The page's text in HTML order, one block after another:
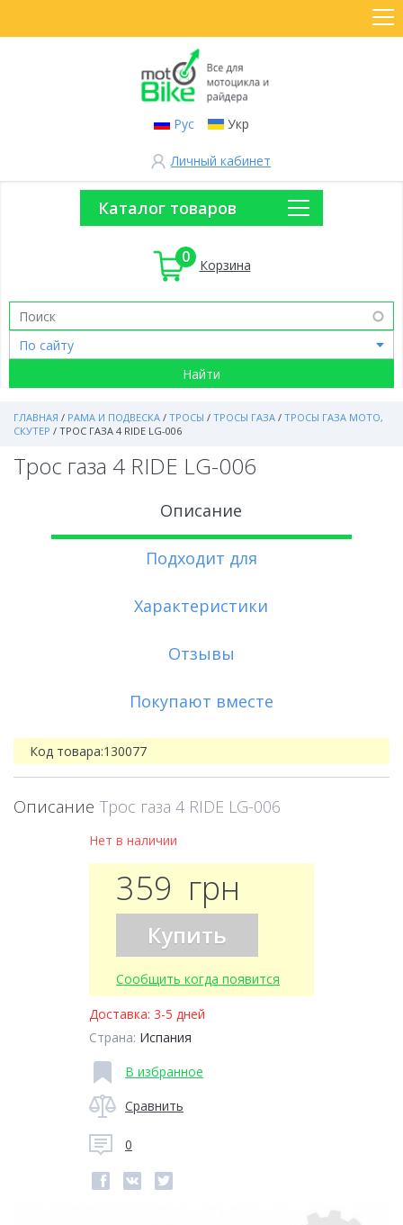
Рус Укр
Личный кабинет
Каталог товаров
0 Корзина
ГЛАВНАЯ / РАМА И ПОДВЕСКА / ТРОСЫ / ТРОСЫ ГАЗА / ТРОСЫ ГАЗА МОТО,
СКУТЕР / ТРОС ГАЗА 4 RIDE LG-006
Трос газа 4 RIDE LG-006
Описание
Подходит для
Характеристики
Отзывы
Покупают вместе
Код товара:130077
Описание Трос газа 4 RIDE LG-006
Нет в наличии
359 грн
Купить
Сообщить когда появится
Доставка: 3-5 дней
Страна: Испания
В избранное
Сравнить
0